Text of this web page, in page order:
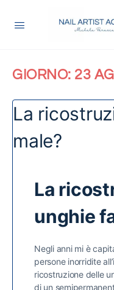
GIORNO: 23
La
male?
La
unghie
Negli anni mi è
persone inorridite
ricostruzione delle
di un